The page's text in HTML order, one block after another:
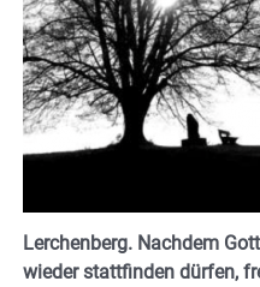
Lerchenberg. Nachdem
wieder stattfinden dürfen,